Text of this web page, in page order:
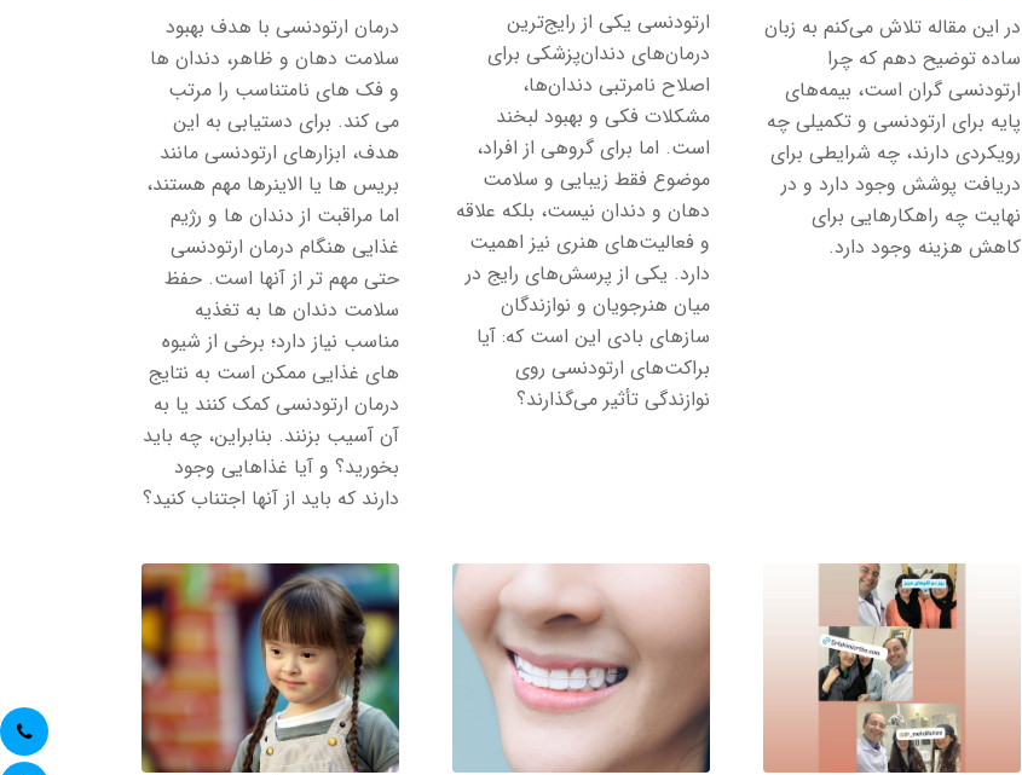
در این مقاله تلاش می‌کنم به زبان
ساده توضیح دهم که چرا
ارتودنسی گران است، بیمه‌های
پایه برای ارتودنسی و تکمیلی چه
رویکردی دارند، چه شرایطی برای
دریافت پوشش وجود دارد و در
نهایت چه راهکارهایی برای
کاهش هزینه وجود دارد.
ارتودنسی یکی از رایج‌ترین
درمان‌های دندان‌پزشکی برای
اصلاح نامرتبی دندان‌ها،
مشکلات فکی و بهبود لبخند
است. اما برای گروهی از افراد،
موضوع فقط زیبایی و سلامت
دهان و دندان نیست، بلکه علاقه
و فعالیت‌های هنری نیز اهمیت
دارد. یکی از پرسش‌های رایج در
میان هنرجویان و نوازندگان
سازهای بادی این است که: آیا
براکت‌های ارتودنسی روی
نوازندگی تأثیر می‌گذارند؟
درمان ارتودنسی با هدف بهبود
سلامت دهان و ظاهر، دندان ها
و فک های نامتناسب را مرتب
می کند. برای دستیابی به این
هدف، ابزارهای ارتودنسی مانند
بریس ها یا الاینرها مهم هستند،
اما مراقبت از دندان ها و رژیم
غذایی هنگام درمان ارتودنسی
حتی مهم تر از آنها است. حفظ
سلامت دندان ها به تغذیه
مناسب نیاز دارد؛ برخی از شیوه
های غذایی ممکن است به نتایج
درمان ارتودنسی کمک کنند یا به
آن آسیب بزنند. بنابراین، چه باید
بخورید؟ و آیا غذاهایی وجود
دارند که باید از آنها اجتناب کنید؟